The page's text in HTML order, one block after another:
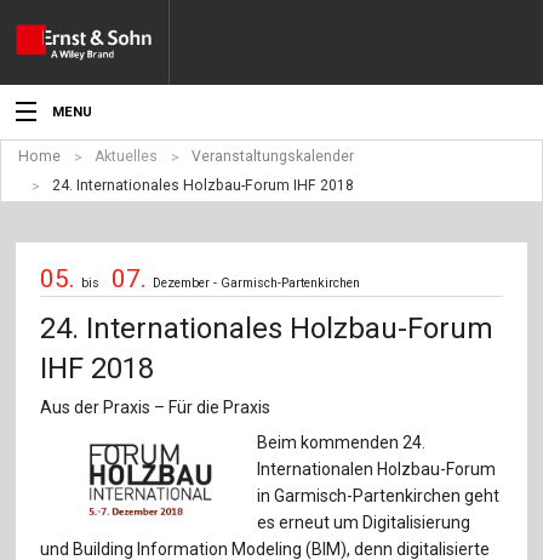
MENU
Aktuelles
Angebote
Fachgebiete
Produkte
Service
Für Autor:innen
Home Aktuelles
Veranstaltungskalender
24. Internationales Holzbau-Forum IHF 2018
05. bis 07. Dezember - Garmisch-Partenkirchen
24. Internationales Holzbau-Forum
IHF 2018
Aus der Praxis – Für die Praxis
Beim kommenden 24.
Internationalen Holzbau-Forum
in Garmisch-Partenkirchen geht
es erneut um Digitalisierung
und Building Information Modeling (BIM), denn digitalisierte